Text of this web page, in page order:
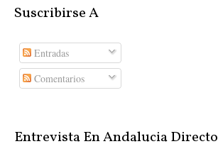
Suscribirse A
Entradas
Comentarios
Entrevista En Andalucia Directo